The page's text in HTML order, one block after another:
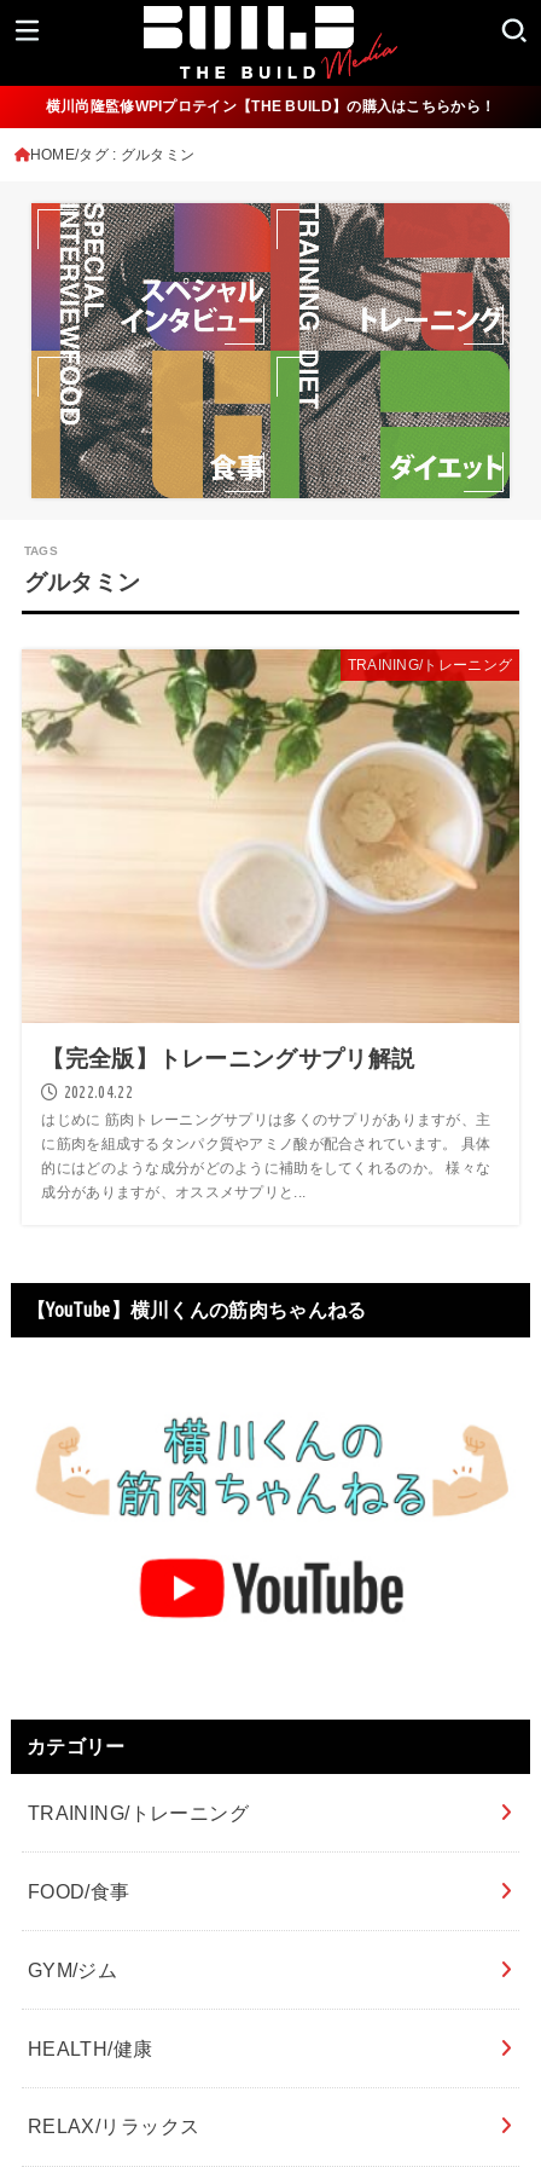
横川尚隆監修WPIプロテイン【THE BUILD】の購入はこちらから！
HOME タグ : グルタミン
グルタミン
TRAINING/トレーニング
【完全版】トレーニングサプリ解説
2022.04.22
はじめに 筋肉トレーニングサプリは多くのサプリがありますが、主
に筋肉を組成するタンパク質やアミノ酸が配合されています。 具体
的にはどのような成分がどのように補助をしてくれるのか。 様々な
成分がありますが、オススメサプリと...
【YouTube】横川くんの筋肉ちゃんねる
カテゴリー
TRAINING/トレーニング
FOOD/食事
GYM/ジム
HEALTH/健康
RELAX/リラックス